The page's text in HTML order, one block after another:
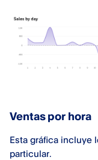
Ventas por hora
Esta gráfica incluye
particular.